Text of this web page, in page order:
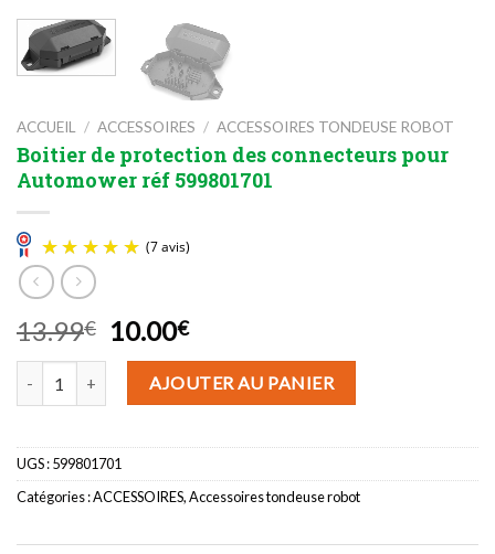
ACCUEIL / ACCESSOIRES / ACCESSOIRES TONDEUSE ROBOT
Boitier de protection des connecteurs pour
Automower réf 599801701
(7 avis)
13.99€
Le
prix
initial
était :
10.00€Le
prix
actuel
est :
AJOUTER AU PANIER
UGS :599801701
Catégories :ACCESSOIRES,Accessoires tondeuse robot